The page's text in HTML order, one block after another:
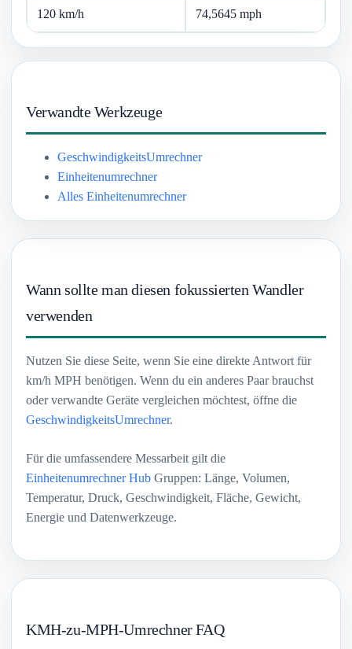
120 km/h 74,5645 mph
Verwandte Werkzeuge
GeschwindigkeitsUmrechner
Einheitenumrechner
Alles Einheitenumrechner
Wann sollte man diesen fokussierten Wandler
verwenden
Nutzen Sie diese Seite, wenn Sie eine direkte Antwort für
km/h MPH benötigen. Wenn du ein anderes Paar brauchst
oder verwandte Geräte vergleichen möchtest, öffne die
GeschwindigkeitsUmrechner.
Für die umfassendere Messarbeit gilt die
Einheitenumrechner Hub Gruppen: Länge, Volumen,
Temperatur, Druck, Geschwindigkeit, Fläche, Gewicht,
Energie und Datenwerkzeuge.
KMH-zu-MPH-Umrechner FAQ